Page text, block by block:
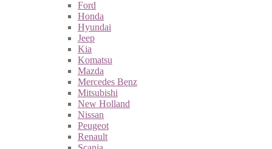
Ford
Honda
Hyundai
Jeep
Kia
Komatsu
Mazda
Mercedes Benz
Mitsubishi
New Holland
Nissan
Peugeot
Renault